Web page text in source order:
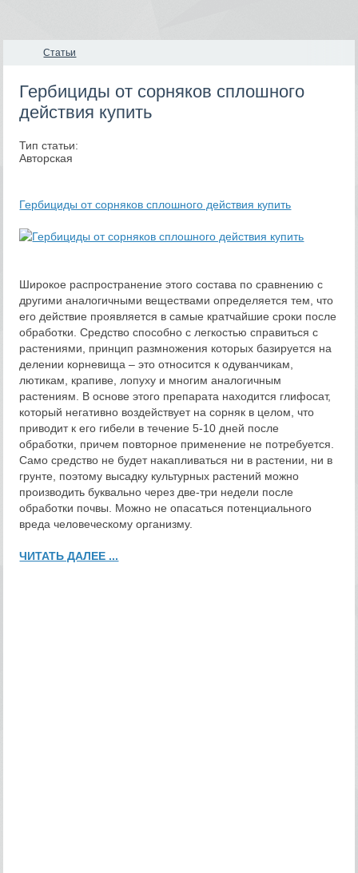
Статьи
Гербициды от сорняков сплошного
действия купить
Тип статьи:
Авторская
Гербициды от сорняков сплошного действия купить
Широкое распространение этого состава по сравнению с
другими аналогичными веществами определяется тем, что
его действие проявляется в самые кратчайшие сроки после
обработки. Средство способно с легкостью справиться с
растениями, принцип размножения которых базируется на
делении корневища – это относится к одуванчикам,
лютикам, крапиве, лопуху и многим аналогичным
растениям. В основе этого препарата находится глифосат,
который негативно воздействует на сорняк в целом, что
приводит к его гибели в течение 5-10 дней после
обработки, причем повторное применение не потребуется.
Само средство не будет накапливаться ни в растении, ни в
грунте, поэтому высадку культурных растений можно
производить буквально через две-три недели после
обработки почвы. Можно не опасаться потенциального
вреда человеческому организму.
ЧИТАТЬ ДАЛЕЕ ...